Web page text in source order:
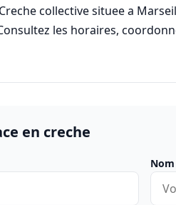
Creche collective situee a
les horaires,
en creche
Nom